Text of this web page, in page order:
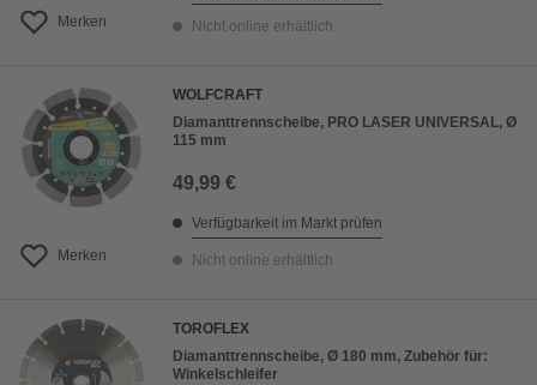
Merken Nicht online erhältlich
Merken
WOLFCRAFT
Diamanttrennscheibe, PRO LASER UNIVERSAL, Ø
115 mm
49,99 €
Verfügbarkeit im Markt prüfen
Nicht online erhältlich
TOROFLEX
Diamanttrennscheibe, Ø 180 mm, Zubehör für:
Winkelschleifer